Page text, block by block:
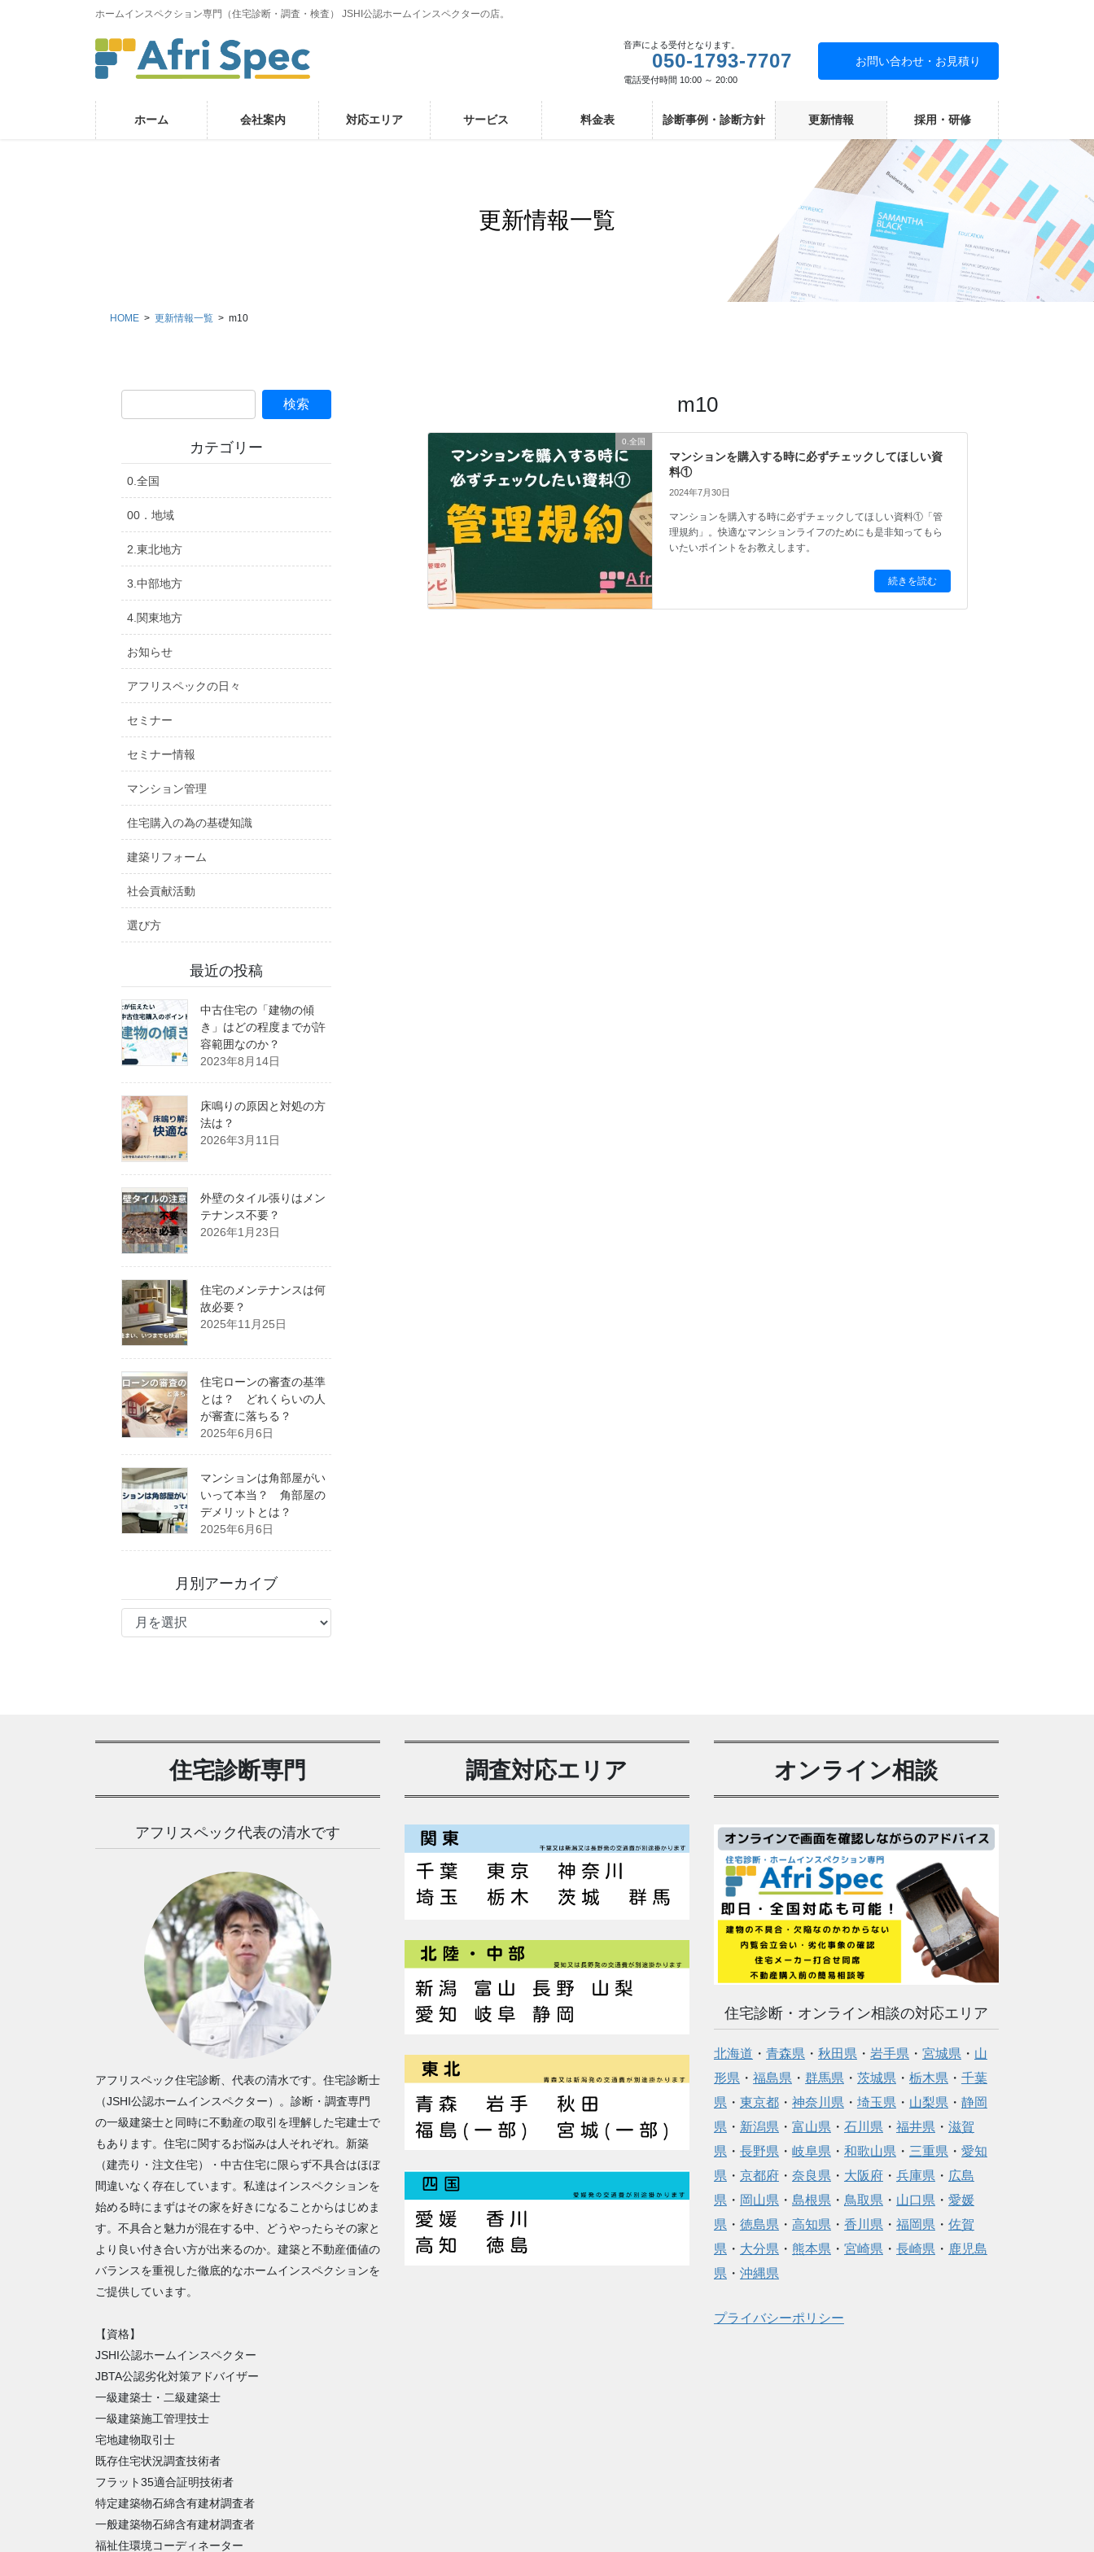
ホームインスペクション専門（住宅診断・調査・検査） JSHI公認ホームインスペクターの店。
音声による受付となります。
050-1793-7707
電話受付時間 10:00 ～ 20:00
お問い合わせ・お見積り
ホーム 会社案内 対応エリア サービス 料金表 診断事例・診断方針 更新情報 採用・研修
更新情報一覧
HOME 更新情報一覧 m10
m10
0.全国
マンションを購入する時に必ずチェックしてほしい資
料①
2024年7月30日
マンションを購入する時に必ずチェックしてほしい資料①「管
理規約」。快適なマンションライフのためにも是非知ってもら
いたいポイントをお教えします。
続きを読む
カテゴリー
0.全国
00．地域
2.東北地方
3.中部地方
4.関東地方
お知らせ
アフリスペックの日々
セミナー
セミナー情報
マンション管理
住宅購入の為の基礎知識
建築リフォーム
社会貢献活動
選び方
最近の投稿
中古住宅の「建物の傾
き」はどの程度までが許
容範囲なのか？
2023年8月14日
床鳴りの原因と対処の方
法は？
2026年3月11日
外壁のタイル張りはメン
テナンス不要？
2026年1月23日
住宅のメンテナンスは何
故必要？
2025年11月25日
住宅ローンの審査の基準
とは？ どれくらいの人
が審査に落ちる？
2025年6月6日
マンションは角部屋がい
いって本当？ 角部屋の
デメリットとは？
2025年6月6日
月別アーカイブ
月
住宅診断専門
アフリスペック代表の清水です
アフリスペック住宅診断、代表の清水です。住宅診断士
（JSHI公認ホームインスペクター）。診断・調査専門
の一級建築士と同時に不動産の取引を理解した宅建士で
もあります。住宅に関するお悩みは人それぞれ。新築
（建売り・注文住宅）・中古住宅に限らず不具合はほぼ
間違いなく存在しています。私達はインスペクションを
始める時にまずはその家を好きになることからはじめま
す。不具合と魅力が混在する中、どうやったらその家と
より良い付き合い方が出来るのか。建築と不動産価値の
バランスを重視した徹底的なホームインスペクションを
ご提供しています。
【資格】
JSHI公認ホームインスペクター
JBTA公認劣化対策アドバイザー
一級建築士・二級建築士
一級建築施工管理技士
宅地建物取引士
既存住宅状況調査技術者
フラット35適合証明技術者
特定建築物石綿含有建材調査者
一般建築物石綿含有建材調査者
福祉住環境コーディネーター
調査対応エリア オンライン相談
住宅診断・オンライン相談の対応エリア
北海道 ・ 青森県 ・ 秋田県 ・ 岩手県 ・ 宮城県 ・ 山
形県 ・ 福島県 ・ 群馬県 ・ 茨城県 ・ 栃木県 ・ 千葉
県 ・ 東京都・ 神奈川県 ・ 埼玉県 ・ 山梨県 ・ 静岡
県 ・ 新潟県 ・ 富山県 ・ 石川県 ・ 福井県 ・ 滋賀
県 ・ 長野県 ・ 岐阜県 ・ 和歌山県 ・ 三重県 ・ 愛知
県 ・ 京都府・ 奈良県 ・ 大阪府・ 兵庫県 ・ 広島
県 ・ 岡山県 ・ 島根県 ・ 鳥取県 ・ 山口県 ・ 愛媛
県 ・ 徳島県 ・ 高知県 ・ 香川県 ・ 福岡県 ・ 佐賀
県 ・ 大分県 ・ 熊本県 ・ 宮崎県 ・ 長崎県 ・ 鹿児島
県 ・ 沖縄県
プライバシーポリシー